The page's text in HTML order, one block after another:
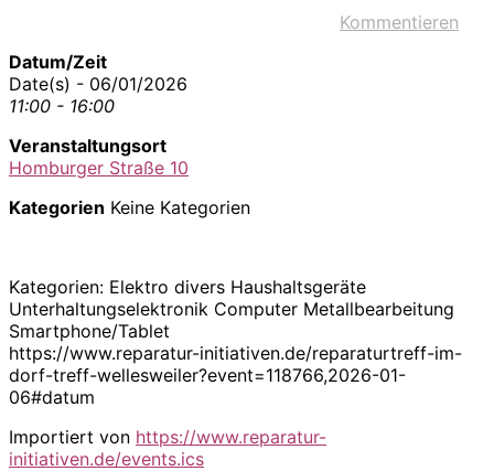
Kommentieren
Datum/Zeit
Date(s) - 06/01/2026
11:00 - 16:00
Veranstaltungsort
Homburger Straße 10
Kategorien Keine Kategorien
Kategorien: Elektro divers Haushaltsgeräte
Unterhaltungselektronik Computer Metallbearbeitung
Smartphone/Tablet
https://www.reparatur-initiativen.de/reparaturtreff-im-
dorf-treff-wellesweiler?event=118766,2026-01-
06#datum
Importiert von https://www.reparatur-
initiativen.de/events.ics